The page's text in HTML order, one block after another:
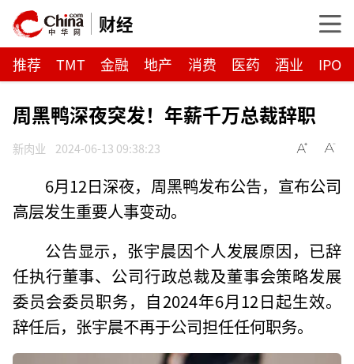
财经
推荐 TMT 金融 地产 消费 医药 酒业 IPO
周黑鸭深夜突发！年薪千万总裁辞职
新肉业 2024-06-13 09:38:23
6月12日深夜，周黑鸭发布公告，宣布公司
高层发生重要人事变动。
公告显示，张宇晨因个人发展原因，已辞
任执行董事、公司行政总裁及董事会策略发展
委员会委员职务，自2024年6月12日起生效。
辞任后，张宇晨不再于公司担任任何职务。